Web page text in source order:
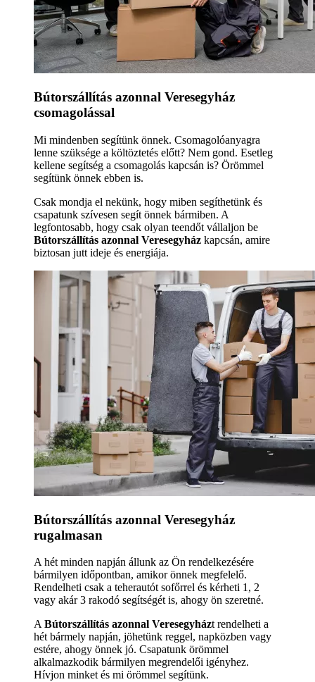
Bútorszállítás azonnal Veresegyház
csomagolással
Mi mindenben segítünk önnek. Csomagolóanyagra
lenne szüksége a költöztetés előtt? Nem gond. Esetleg
kellene segítség a csomagolás kapcsán is? Örömmel
segítünk önnek ebben is.
Csak mondja el nekünk, hogy miben segíthetünk és
csapatunk szívesen segít önnek bármiben. A
legfontosabb, hogy csak olyan teendőt vállaljon be
Bútorszállítás azonnal Veresegyház kapcsán, amire
biztosan jutt ideje és energiája.
Bútorszállítás azonnal Veresegyház
rugalmasan
A hét minden napján állunk az Ön rendelkezésére
bármilyen időpontban, amikor önnek megfelelő.
Rendelheti csak a teherautót sofőrrel és kérheti 1, 2
vagy akár 3 rakodó segítségét is, ahogy ön szeretné.
A Bútorszállítás azonnal Veresegyházt rendelheti a
hét bármely napján, jöhetünk reggel, napközben vagy
estére, ahogy önnek jó. Csapatunk örömmel
alkalmazkodik bármilyen megrendelői igényhez.
Hívjon minket és mi örömmel segítünk.